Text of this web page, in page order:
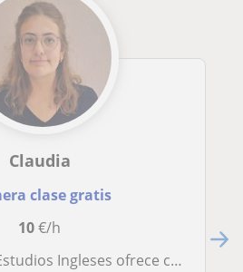
Claudia
clase gratis
10€/h
ofrece clases particulares de inglés